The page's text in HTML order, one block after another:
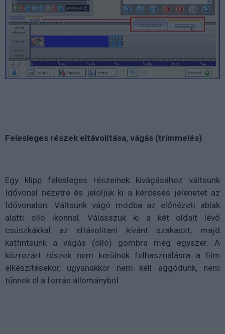
Felesleges részek eltávolítása, vágás (trimmelés)
Egy klipp felesleges részeinek kivágásához váltsunk
Idővonal nézetre és jelöljük ki a kérdéses jelenetet az
Idővonalon. Váltsunk vágó módba az előnézeti ablak
alatti olló ikonnal. Válasszuk ki a két oldalt lévő
csúszkákkal az eltávolítani kívánt szakaszt, majd
kattintsunk a vágás (olló) gombra még egyszer. A
közrezárt részek nem kerülnek felhasználásra a film
elkészítésekor, ugyanakkor nem kell aggódunk, nem
tűnnek el a forrás állományból.